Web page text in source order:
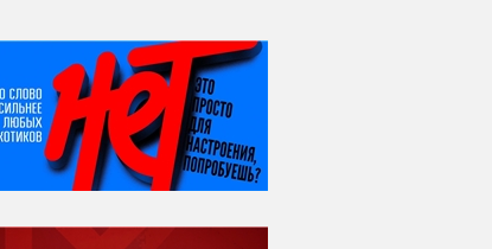
НИ ДНЯ БЕЗ ДАТЫ...
06 августа
Яков Яковлевич
Вебер